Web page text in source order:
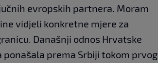
evropskih partnera. Moram
vidjeli konkretne mjere za
Današnji odnos Hrvatske
ponašala prema Srbiji tokom prvog